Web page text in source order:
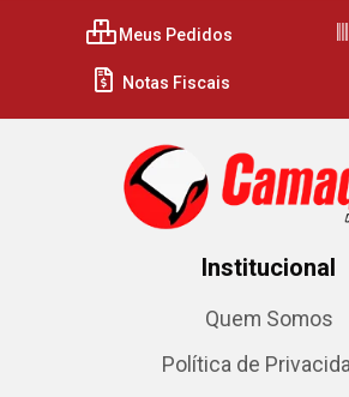
Meus Pedidos
Notas Fiscais
Institucional
Quem Somos
Política de